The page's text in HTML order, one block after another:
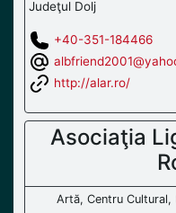
Judeţul Dolj
+40-351-184466
http://alar.ro/
Asociaţia
Artă, Centru